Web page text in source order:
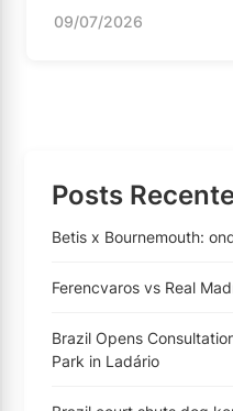
09/07/2026
Posts
Betis x Bournemouth:
Ferencvaros vs Real
Brazil Opens
Park in Ladário